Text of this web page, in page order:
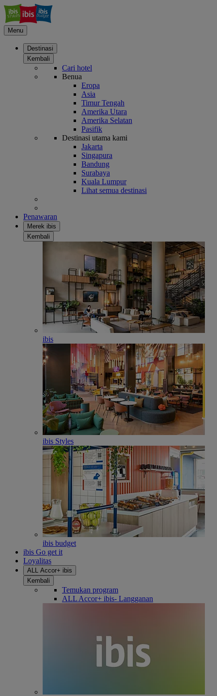
Menu
Destinasi
Kembali
Cari hotel
Benua
Eropa
Asia
Timur Tengah
Amerika Utara
Amerika Selatan
Pasifik
Destinasi utama kami
Jakarta
Singapura
Bandung
Surabaya
Kuala Lumpur
Lihat semua destinasi
Penawaran
Merek ibis
Kembali
ibis
ibis Styles
ibis budget
ibis Go get it
Loyalitas
ALL Accor+ ibis
Kembali
Temukan program
ALL Accor+ ibis- Langganan